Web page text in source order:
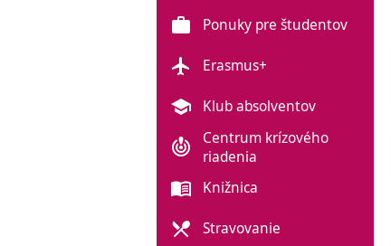
work Ponuky pre študentov
flight Erasmus+
school Klub absolventov
crisis_alert
Centrum krízového
riadenia
menu_book Knižnica
local_dining Stravovanie